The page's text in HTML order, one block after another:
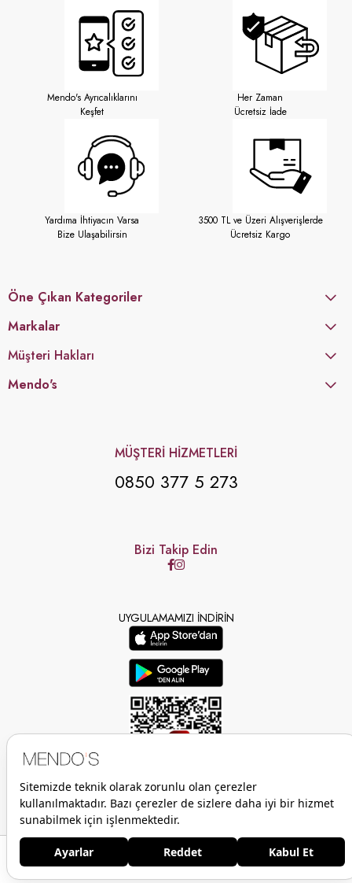
Mendo's Ayrıcalıklarını
Keşfet
Her Zaman
Ücretsiz İade
Yardıma İhtiyacın Varsa
Bize Ulaşabilirsin
3500 TL ve Üzeri Alışverişlerde
Ücretsiz Kargo
Öne Çıkan Kategoriler
Markalar
Müşteri Hakları
Mendo's
MÜŞTERİ HİZMETLERİ
0850 377 5 273
Bizi Takip Edin
UYGULAMAMIZI İNDİRİN
Anasayfa Favorilerim Sepetim Üye Girişi